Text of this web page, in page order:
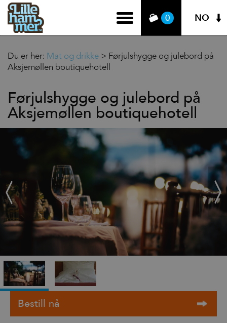
0 NO
Du er her: Mat og drikke > Førjulshygge og julebord på
Aksjemøllen boutiquehotell
Førjulshygge og julebord på
Aksjemøllen boutiquehotell
Prev
Next
›